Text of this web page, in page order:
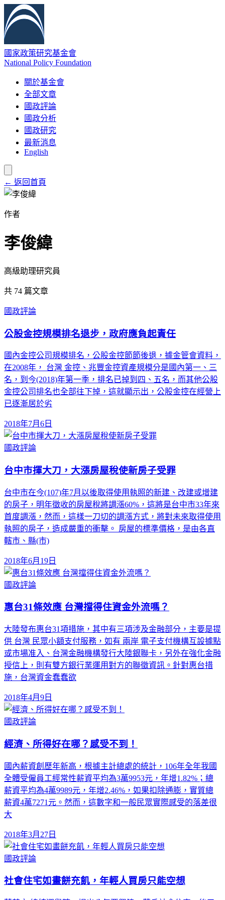
國家政策研究基金會
National Policy Foundation
關於基金會
全部文章
國政評論
國政分析
國政研究
最新消息
English
← 返回首頁
作者
李俊緯
高級助理研究員
共 74 篇文章
國政評論
公股金控規模排名退步，政府應負起責任
國內金控公司規模排名，公股金控節節後退，據金管會資料，
在2008年， 台灣 金控、兆豐金控資產規模分是國內第一、三
名，到今(2018)年第一季，排名已掉到四、五名，而其他公股
金控公司排名也全部往下掉，這就顯示出，公股金控在經營上
已逐漸居於劣
2018年7月6日
國政評論
台中市揮大刀，大漲房屋稅使新房子受罪
台中市在今(107)年7月以後取得使用執照的新建、改建或增建
的房子，明年徵收的房屋稅將調漲60%，這將是台中市33年來
首度調漲，然而，這樣一刀切的調漲方式，將對未來取得使用
執照的房子，造成嚴重的衝擊。 房屋的標準價格，是由各直
轄市、縣(市)
2018年6月19日
國政評論
惠台31條效應 台灣擋得住資金外流嗎？
大陸發布惠台31項措施，其中有三項涉及金融部分，主要是提
供 台灣 民眾小額支付服務，如有 兩岸 電子支付機構互設據點
或市場准入、台灣金融機構發行大陸銀聯卡，另外在強化金融
授信上，則有雙方銀行業運用對方的聯徵資訊。針對惠台措
施，台灣資金蠢蠢欲
2018年4月9日
國政評論
經濟、所得好在哪？感受不到！
國內薪資創歷年新高，根據主計總處的統計，106年全年我國
全體受僱員工經常性薪資平均為3萬9953元，年增1.82%；總
薪資平均為4萬9989元，年增2.46%，如果扣除通膨，實質總
薪資4萬7271元。然而，這數字和一般民眾實際感受的落差很
大
2018年3月27日
國政評論
社會住宅如畫餅充飢，年輕人買房只能空想